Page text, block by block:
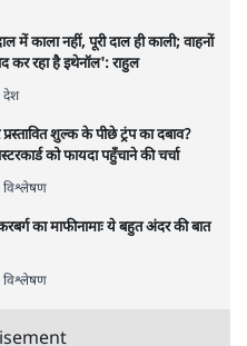
क्या है?